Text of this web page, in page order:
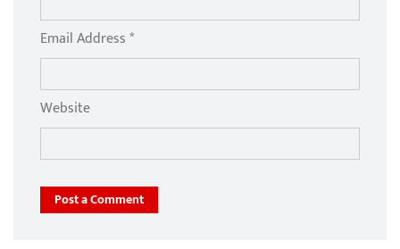
Email Address *
Website
Post a Comment